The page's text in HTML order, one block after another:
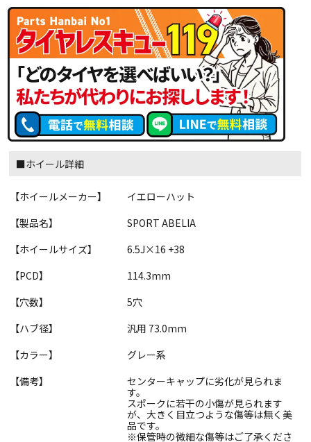
■ホイール詳細
【ホイールメーカー】
イエローハット
【製品名】
SPORT ABELIA
【ホイールサイズ】
6.5J×16 +38
【PCD】
114.3mm
【穴数】
5穴
【ハブ径】
汎用 73.0mm
【カラー】
グレー系
【備考】
センターキャップに劣化が見られま
す。
スポークに若干の小傷が見られます
が、大きく目立つような傷等は無く美
品です。
※保管時の微細な傷等はご了承くださ